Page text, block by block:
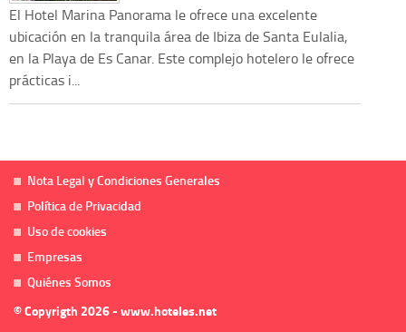
El Hotel Marina Panorama le ofrece una excelente
ubicación en la tranquila área de Ibiza de Santa Eulalia,
en la Playa de Es Canar. Este complejo hotelero le ofrece
prácticas i...
Nota Legal y Condiciones Generales
Política de Privacidad
Uso de cookies
Empresas
Quiénes Somos
© Copyrigth 2026 - www.hoteles.net